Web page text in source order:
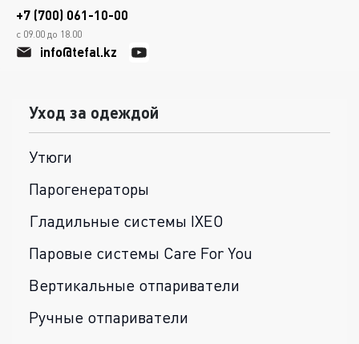
+7 (700) 061-10-00
с 09.00 до 18.00
info@tefal.kz
Уход за одеждой
Утюги
Парогенераторы
Гладильные системы IXEO
Паровые системы Care For You
Вертикальные отпариватели
Ручные отпариватели